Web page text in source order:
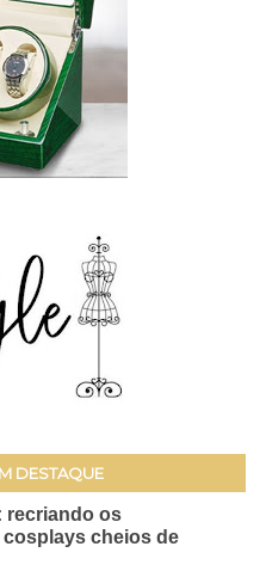
DESTAQUE
recriando os
cheios de